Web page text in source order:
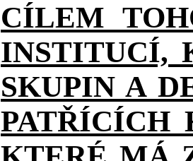
CÍLEM
INSTITUCÍ,
SKUPIN A
PATŘÍCÍCH